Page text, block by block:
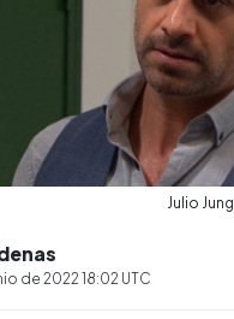
Julio
de 2022 18:02 UTC